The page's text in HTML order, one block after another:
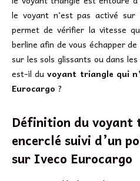
le voyant n’est pas activé
permet de vérifier la vitesse
berline afin de vous échapper
sur les sols glissants ou dans
est-il duvoyant triangle qui
Eurocargo ?
Définition du voyant
encerclé suivi d’un
sur Iveco Eurocargo